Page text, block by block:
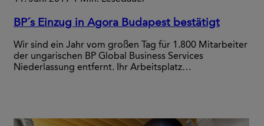
BP´s Einzug in Agora Budapest bestätigt
Wir sind ein Jahr vom großen Tag für 1.800 Mitarbeiter
der ungarischen BP Global Business Services
Niederlassung entfernt. Ihr Arbeitsplatz…